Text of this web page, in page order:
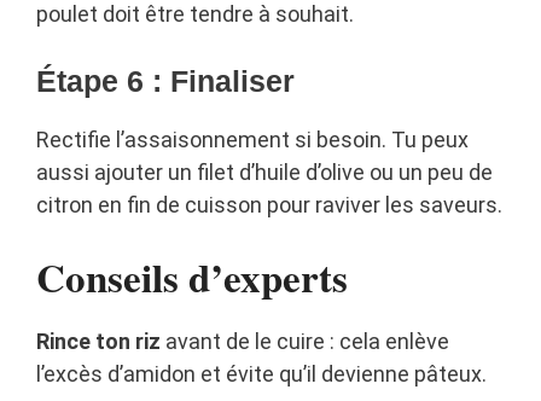
poulet doit être tendre à souhait.
Étape 6 : Finaliser
Rectifie l’assaisonnement si besoin. Tu peux
aussi ajouter un filet d’huile d’olive ou un peu de
citron en fin de cuisson pour raviver les saveurs.
Conseils d’experts
Rince ton riz avant de le cuire : cela enlève
l’excès d’amidon et évite qu’il devienne pâteux.